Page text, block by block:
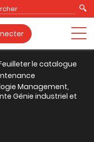
le catalogue
Management,
Génie industriel et